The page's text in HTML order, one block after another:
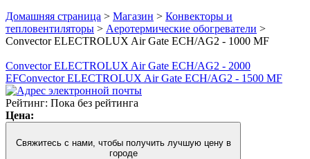
Домашняя страница > Магазин > Конвекторы и
тепловентиляторы > Аеротермические обогреватели >
Convector ELECTROLUX Air Gate ECH/AG2 - 1000 MF
Convector ELECTROLUX Air Gate ECH/AG2 - 2000
EFConvector ELECTROLUX Air Gate ECH/AG2 - 1500 MF
Рейтинг: Пока без рейтинга
Цена:
Свяжитесь с нами, чтобы получить лучшую цену в
городе